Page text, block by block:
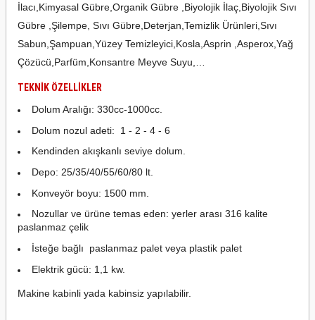
İlacı,Kimyasal Gübre,Organik Gübre ,Biyolojik İlaç,Biyolojik Sıvı
Gübre ,Şilempe, Sıvı Gübre,Deterjan,Temizlik Ürünleri,Sıvı
Sabun,Şampuan,Yüzey Temizleyici,Kosla,Asprin ,Asperox,Yağ
Çözücü,Parfüm,Konsantre Meyve Suyu,…
TEKNİK ÖZELLİKLER
Dolum Aralığı: 330cc-1000cc.
Dolum nozul adeti: 1 - 2 - 4 - 6
Kendinden akışkanlı seviye dolum.
Depo: 25/35/40/55/60/80 lt.
Konveyör boyu: 1500 mm.
Nozullar ve ürüne temas eden: yerler arası 316 kalite
paslanmaz çelik
İsteğe bağlı paslanmaz palet veya plastik palet
Elektrik gücü: 1,1 kw.
Makine kabinli yada kabinsiz yapılabilir.